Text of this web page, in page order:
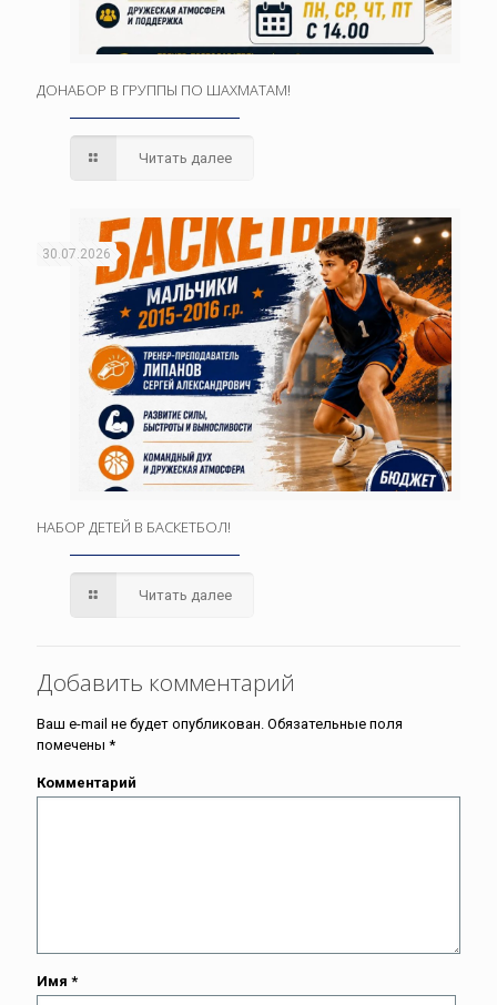
ДОНАБОР В ГРУППЫ ПО ШАХМАТАМ!
Читать далее
30.07.2026
НАБОР ДЕТЕЙ В БАСКЕТБОЛ!
Читать далее
Добавить комментарий
Ваш e-mail не будет опубликован. Обязательные поля
помечены *
Комментарий
Имя *